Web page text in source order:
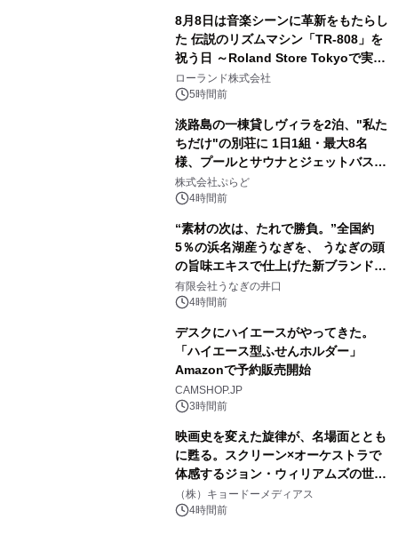
8月8日は音楽シーンに革新をもたらし
た 伝説のリズムマシン「TR-808」を
祝う日 ～Roland Store Tokyoで実機
を展示しての 記念キャンペーンを開
催 英国ラジオ「NTS」の 特別プログ
アーティストを フィーチャーしたアニ
メーションを公開～
ローランド株式会社
5時間前
淡路島の一棟貸しヴィラを2泊、"私た
ちだけ"の別荘に 1日1組・最大8名
様、プールとサウナとジェットバス付
きで Villa Mon Temps AWAJIの連泊
素泊りプラン
株式会社ぷらど
4時間前
“素材の次は、たれで勝負。”全国約
5％の浜名湖産うなぎを、 うなぎの頭
の旨味エキスで仕上げた新ブランド
「井口の誉」誕生
有限会社うなぎの井口
4時間前
デスクにハイエースがやってきた。
「ハイエース型ふせんホルダー」
Amazonで予約販売開始
CAMSHOP.JP
3時間前
映画史を変えた旋律が、名場面ととも
に甦る。スクリーン×オーケストラで
体感するジョン・ウィリアムズの世
界。ジョン・ウィリアムズ：シネマ・
スペクタキュラー・コンサート 開催決
（株）キョードーメディアス
4時間前